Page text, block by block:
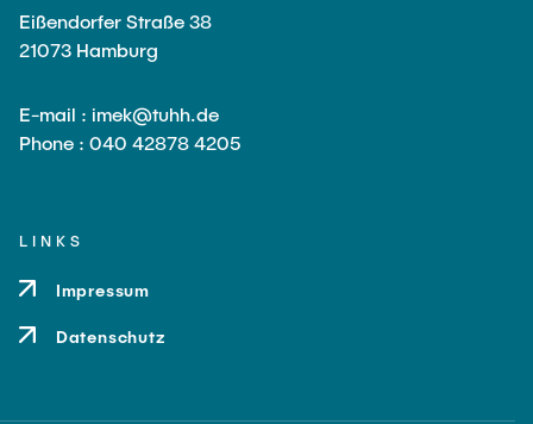
Eißendorfer Straße 38
21073 Hamburg
E-mail : imek@tuhh.de
Phone : 040 42878 4205
LINKS
Impressum
Datenschutz